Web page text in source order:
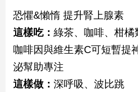
病
毒
專
區
南
恐懼&懶惰 提升腎上腺素
這樣吃：綠茶、咖啡、柑橘
咖啡因與維生素C可短暫提
泌幫助專注
這樣做：深呼吸、波比跳